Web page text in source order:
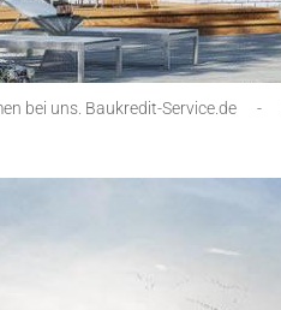
bei uns. Baukredit-Service.de -